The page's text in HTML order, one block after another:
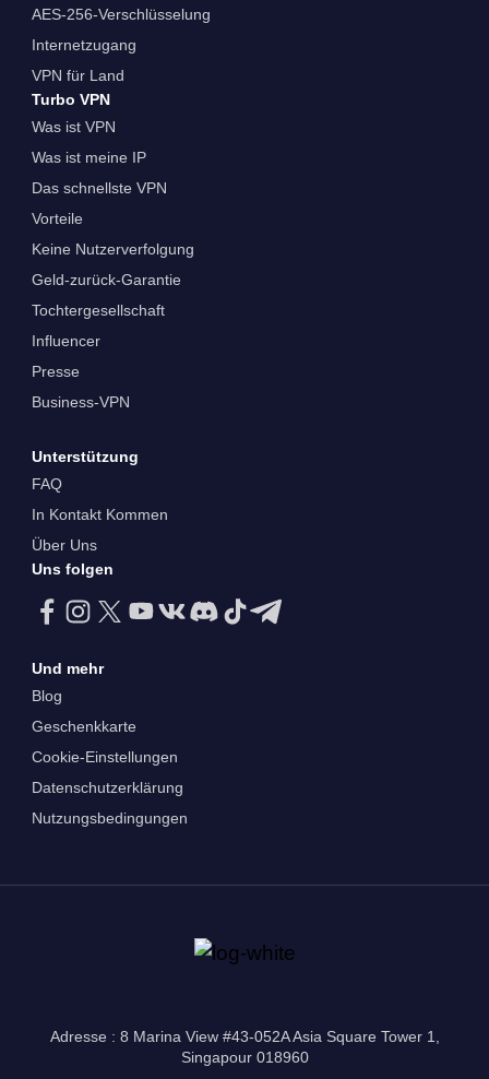
AES-256-Verschlüsselung
Internetzugang
VPN für Land
Turbo VPN
Was ist VPN
Was ist meine IP
Das schnellste VPN
Vorteile
Keine Nutzerverfolgung
Geld-zurück-Garantie
Tochtergesellschaft
Influencer
Presse
Business-VPN
Unterstützung
FAQ
In Kontakt Kommen
Über Uns
Uns folgen
Und mehr
Blog
Geschenkkarte
Cookie-Einstellungen
Datenschutzerklärung
Nutzungsbedingungen
Adresse : 8 Marina View #43-052A Asia Square Tower 1,
Singapour 018960